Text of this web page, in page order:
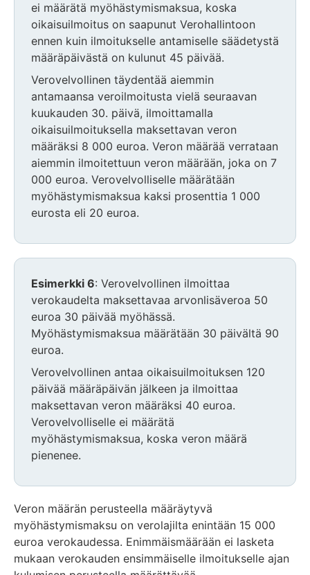
ei määrätä myöhästymismaksua, koska
oikaisuilmoitus on saapunut Verohallintoon
ennen kuin ilmoitukselle antamiselle säädetystä
määräpäivästä on kulunut 45 päivää.
Verovelvollinen täydentää aiemmin
antamaansa veroilmoitusta vielä seuraavan
kuukauden 30. päivä, ilmoittamalla
oikaisuilmoituksella maksettavan veron
määräksi 8 000 euroa. Veron määrää verrataan
aiemmin ilmoitettuun veron määrään, joka on 7
000 euroa. Verovelvolliselle määrätään
myöhästymismaksua kaksi prosenttia 1 000
eurosta eli 20 euroa.
Esimerkki 6: Verovelvollinen ilmoittaa
verokaudelta maksettavaa arvonlisäveroa 50
euroa 30 päivää myöhässä.
Myöhästymismaksua määrätään 30 päivältä 90
euroa.
Verovelvollinen antaa oikaisuilmoituksen 120
päivää määräpäivän jälkeen ja ilmoittaa
maksettavan veron määräksi 40 euroa.
Verovelvolliselle ei määrätä
myöhästymismaksua, koska veron määrä
pienenee.
Veron määrän perusteella määräytyvä
myöhästymismaksu on verolajilta enintään 15 000
euroa verokaudessa. Enimmäismäärään ei lasketa
mukaan verokauden ensimmäiselle ilmoitukselle ajan